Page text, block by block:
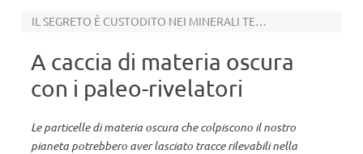
IL SEGRETO È CUSTODITO NEI MINERALI TERRESTRI
A caccia di materia oscura
con i paleo-rivelatori
Le particelle di materia oscura che colpiscono il nostro
pianeta potrebbero aver lasciato tracce rilevabili nella